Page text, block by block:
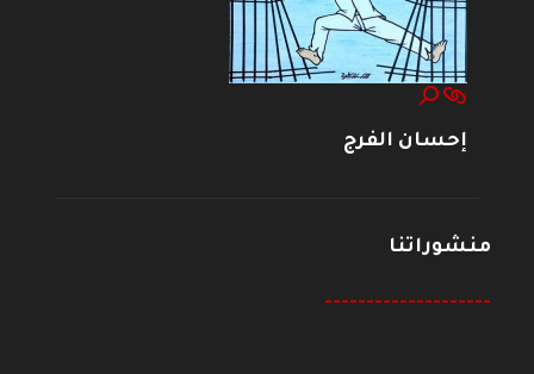
إحسان الفرج
منشوراتنا
--------------------